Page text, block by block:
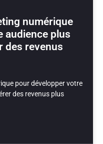
numérique
audience plus
des revenus
pour développer votre
des revenus plus